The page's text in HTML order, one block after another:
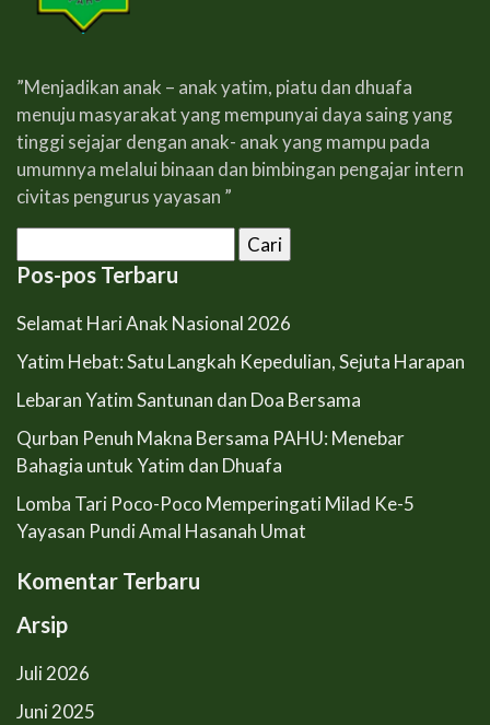
”Menjadikan anak – anak yatim, piatu dan dhuafa
menuju masyarakat yang mempunyai daya saing yang
tinggi sejajar dengan anak- anak yang mampu pada
umumnya melalui binaan dan bimbingan pengajar intern
civitas pengurus yayasan ”
untuk:
Pos-pos Terbaru
Selamat Hari Anak Nasional 2026
Yatim Hebat: Satu Langkah Kepedulian, Sejuta Harapan
Lebaran Yatim Santunan dan Doa Bersama
Qurban Penuh Makna Bersama PAHU: Menebar
Bahagia untuk Yatim dan Dhuafa
Lomba Tari Poco-Poco Memperingati Milad Ke-5
Yayasan Pundi Amal Hasanah Umat
Komentar Terbaru
Arsip
Juli 2026
Juni 2025